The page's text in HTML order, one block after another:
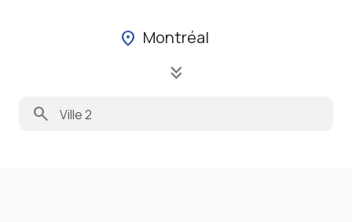
location_on Montréal
keyboard_double_arrow_down
search